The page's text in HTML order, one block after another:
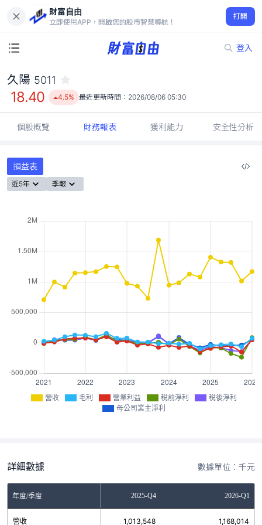
財富自由
立即使用APP，開啟您的股市智慧導航！
打開
登入
18.40
4.5%
久陽 5011
18.40 4.5% 最近更新時間： 2026/08/06 05:30
個股概覽 財務報表 獲利能力 安全性分析
損益表
近5年 季報
營收 毛利 營業利益 稅前淨利
稅後淨利
母公司業主淨利
詳細數據 數據單位：千元
年度/季度2025-Q3 2025-Q4 2026-Q1
營收 1,013,548 1,168,014